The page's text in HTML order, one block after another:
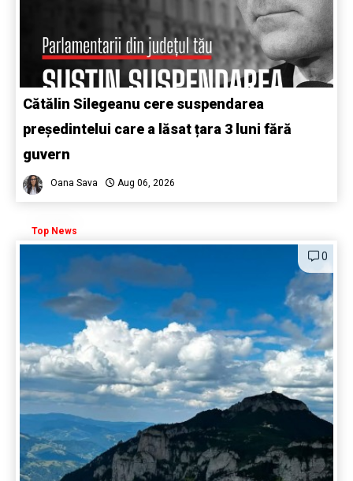
Cătălin Silegeanu cere suspendarea
președintelui care a lăsat țara 3 luni fără
guvern
Oana Sava Aug 06, 2026
Top News
0